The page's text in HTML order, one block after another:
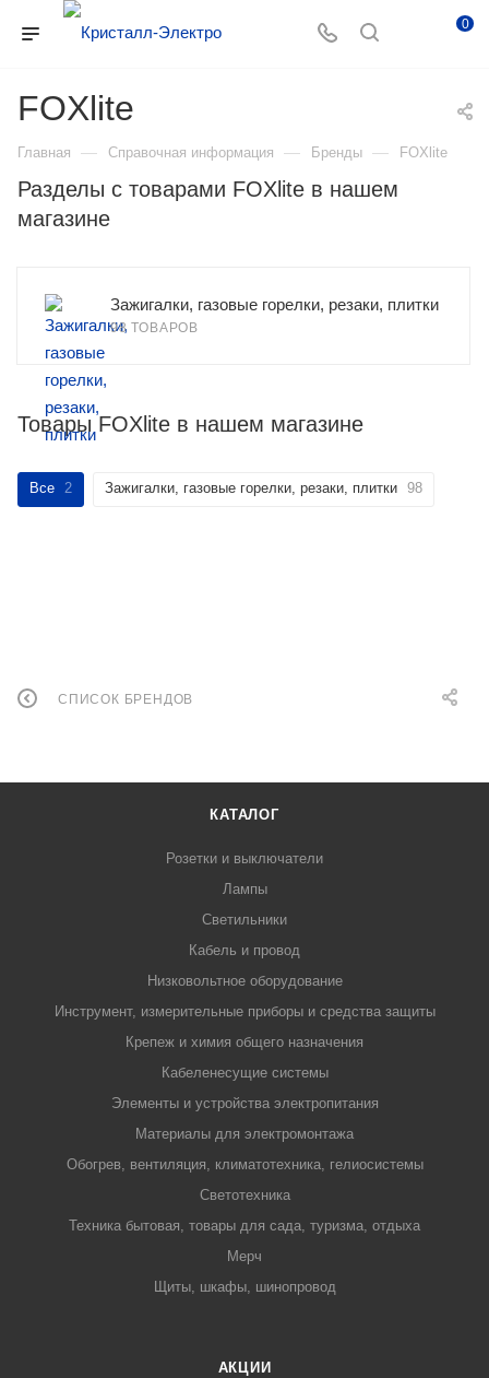
0
FOXlite
Главная — Справочная информация — Бренды — FOXlite
Разделы с товарами FOXlite в нашем
магазине
Зажигалки, газовые горелки, резаки, плитки
98 ТОВАРОВ
Товары FOXlite в нашем магазине
Все 2 Зажигалки, газовые горелки, резаки, плитки 98
СПИСОК БРЕНДОВ
КАТАЛОГ
Розетки и выключатели
Лампы
Светильники
Кабель и провод
Низковольтное оборудование
Инструмент, измерительные приборы и средства защиты
Крепеж и химия общего назначения
Кабеленесущие системы
Элементы и устройства электропитания
Материалы для электромонтажа
Обогрев, вентиляция, климатотехника, гелиосистемы
Светотехника
Техника бытовая, товары для сада, туризма, отдыха
Мерч
Щиты, шкафы, шинопровод
АКЦИИ